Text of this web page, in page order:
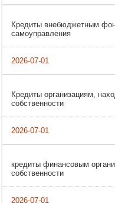
Кредиты внебюджетным
самоуправления
Кредиты организациям,
собственности
кредиты финансовым
собственности